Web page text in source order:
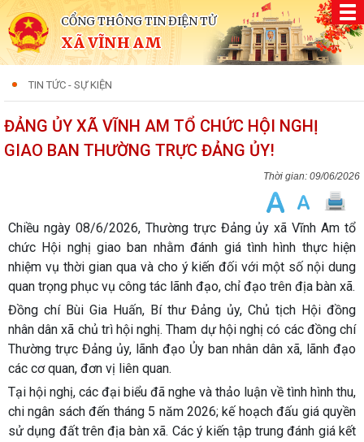
CỔNG THÔNG TIN ĐIỆN TỬ
XÃ VĨNH AM
TIN TỨC - SỰ KIỆN
ĐẢNG ỦY XÃ VĨNH AM TỔ CHỨC HỘI NGHỊ
GIAO BAN THƯỜNG TRỰC ĐẢNG ỦY!
09/06/2026
Chiều ngày 08/6/2026, Thường trực Đảng ủy xã Vĩnh Am tổ
chức Hội nghị giao ban nhằm đánh giá tình hình thực hiện
nhiệm vụ thời gian qua và cho ý kiến đối với một số nội dung
quan trọng phục vụ công tác lãnh đạo, chỉ đạo trên địa bàn xã.
Đồng chí Bùi Gia Huấn, Bí thư Đảng ủy, Chủ tịch Hội đồng
nhân dân xã chủ trì hội nghị. Tham dự hội nghị có các đồng chí
Thường trực Đảng ủy, lãnh đạo Ủy ban nhân dân xã, lãnh đạo
các cơ quan, đơn vị liên quan.
Tại hội nghị, các đại biểu đã nghe và thảo luận về tình hình thu,
chi ngân sách đến tháng 5 năm 2026; kế hoạch đấu giá quyền
sử dụng đất trên địa bàn xã. Các ý kiến tập trung đánh giá kết